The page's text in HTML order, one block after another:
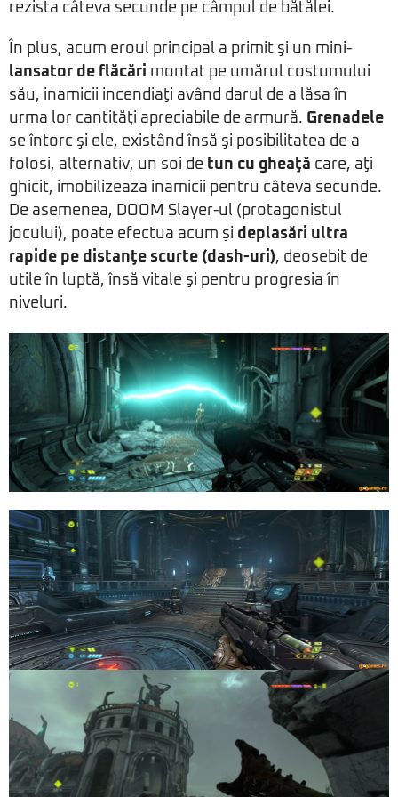
rezista câteva secunde pe câmpul de bătălei.
În plus, acum eroul principal a primit şi un mini-
lansator de flăcări montat pe umărul costumului
său, inamicii incendiaţi având darul de a lăsa în
urma lor cantităţi apreciabile de armură. Grenadele
se întorc şi ele, existând însă şi posibilitatea de a
folosi, alternativ, un soi de tun cu gheaţă care, aţi
ghicit, imobilizeaza inamicii pentru câteva secunde.
De asemenea, DOOM Slayer-ul (protagonistul
jocului), poate efectua acum şi deplasări ultra
rapide pe distanţe scurte (dash-uri), deosebit de
utile în luptă, însă vitale şi pentru progresia în
niveluri.